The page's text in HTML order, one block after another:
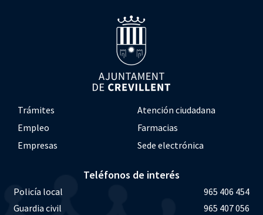
Trámites
Atención ciudadana
Empleo
Farmacias
Empresas
Sede electrónica
Teléfonos de interés
Policía local
965 406 454
Guardia civil
965 407 056